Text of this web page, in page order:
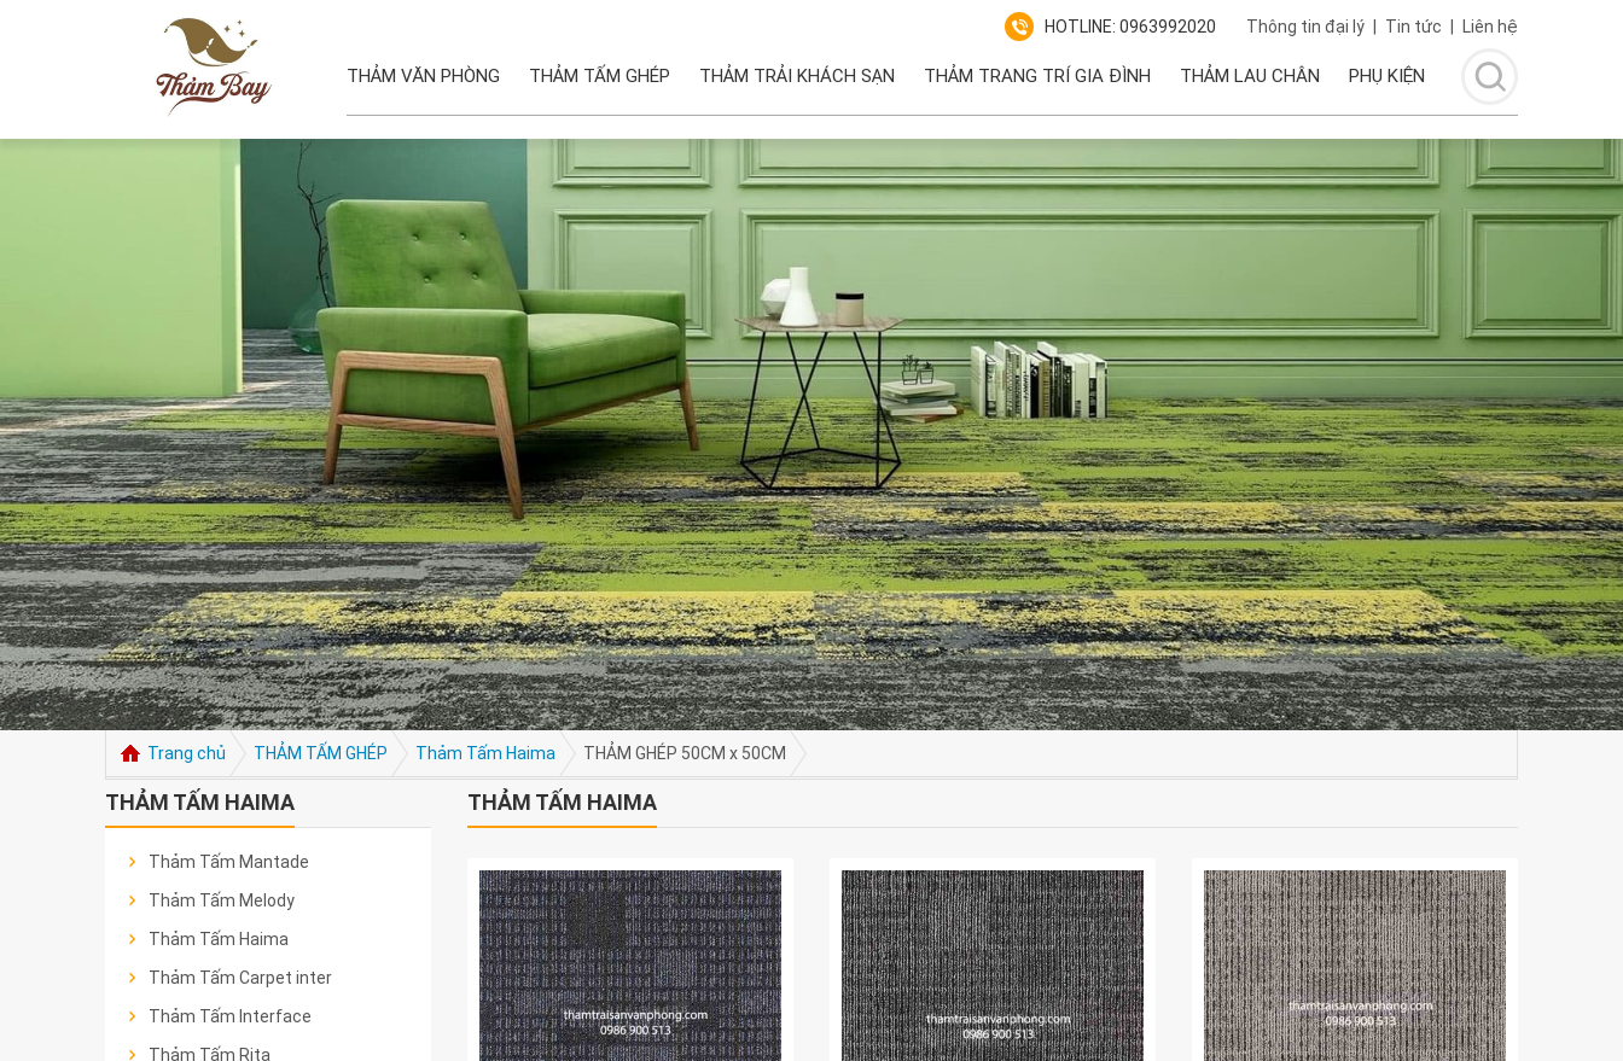
Thông tin đại lý Tin tức Liên hệ
HOTLINE: 0963992020
THẢM VĂN PHÒNG THẢM TẤM GHÉP THẢM TRẢI KHÁCH SẠN THẢM TRANG TRÍ GIA ĐÌNH THẢM LAU CHÂN PHỤ KIỆN
Trang chủ THẢM TẤM GHÉP Thảm Tấm Haima THẢM GHÉP 50CM x 50CM
THẢM TẤM HAIMA
Thảm Tấm Mantade
Thảm Tấm Melody
Thảm Tấm Haima
Thảm Tấm Carpet inter
Thảm Tấm Interface
Thảm Tấm Rita
THẢM TẤM HAIMA